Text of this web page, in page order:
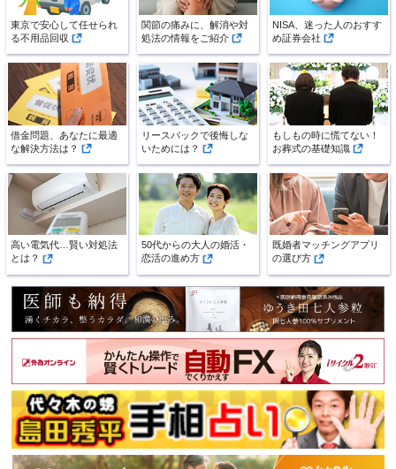
東京で安心して任せられ
る不用品回収
関節の痛みに、解消や対
処法の情報をご紹介
NISA、迷った人のおすす
め証券会社
借金問題、あなたに最適
な解決方法は？
リースバックで後悔しな
いためには？
もしもの時に慌てない！
お葬式の基礎知識
高い電気代…賢い対処法
とは？
50代からの大人の婚活・
恋活の進め方
既婚者マッチングアプリ
の選び方